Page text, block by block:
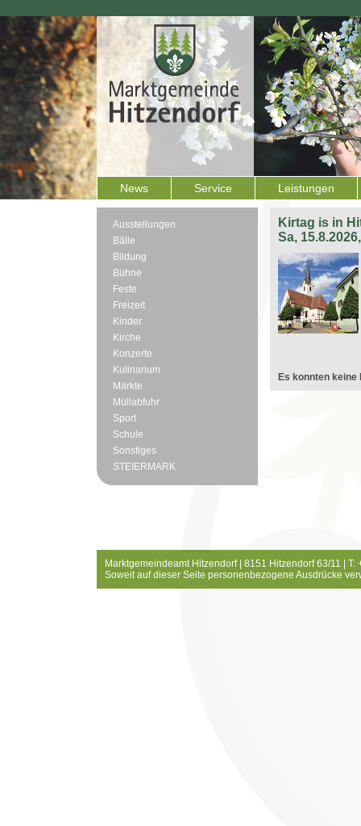
News Service Leistungen
Ausstellungen
Bälle
Bildung
Bühne
Feste
Freizeit
Kinder
Kirche
Konzerte
Kulinarium
Märkte
Müllabfuhr
Sport
Schule
Sonstiges
STEIERMARK
Kirtag is in
Sa,
Es konnten keine
Marktgemeindeamt Hitzendorf | 8151 Hitzendorf 63/11 |
Soweit auf dieser Seite personenbezogene Ausdrücke